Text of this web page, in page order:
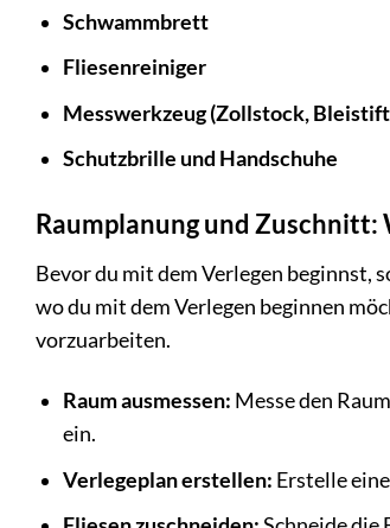
Schwammbrett
Fliesenreiniger
Messwerkzeug (Zollstock,
Schutzbrille und Handschuhe
Raumplanung und Zuschnitt:
Bevor du mit dem Verlegen beginnst,
wo du mit dem Verlegen beginnen
vorzuarbeiten.
Raum ausmessen: Messe den
ein.
Verlegeplan erstellen: Erstelle